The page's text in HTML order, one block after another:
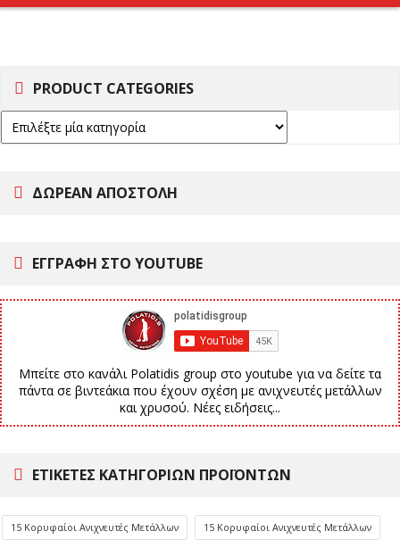
PRODUCT CATEGORIES
ΔΩΡΕΑΝ ΑΠΟΣΤΟΛΗ
ΕΓΓΡΑΦΗ ΣΤΟ YOUTUBE
Μπείτε στο κανάλι Polatidis group στο youtube για να δείτε τα
πάντα σε βιντεάκια που έχουν σχέση με ανιχνευτές μετάλλων
και χρυσού. Νέες ειδήσεις...
ΕΤΙΚΈΤΕΣ ΚΑΤΗΓΟΡΙΏΝ ΠΡΟΪΌΝΤΩΝ
15 Κορυφαίοι Ανιχνευτές Μετάλλων 15 Κορυφαίοι Ανιχνευτές Μετάλλων